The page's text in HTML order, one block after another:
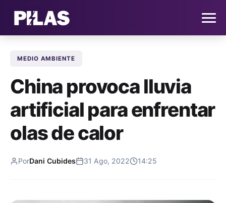
NOTICIAS
QUIÉNES SOMOS
CONTACTO
MEDIO AMBIENTE
China provoca lluvia
artificial para enfrentar
olas de calor
PorDani Cubides 31 Ago, 2022 14:25